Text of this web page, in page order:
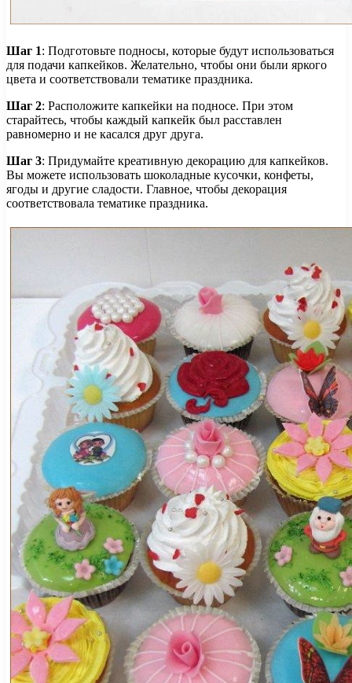
Шаг 1: Подготовьте подносы, которые будут использоваться
для подачи капкейков. Желательно, чтобы они были яркого
цвета и соответствовали тематике праздника.
Шаг 2: Расположите капкейки на подносе. При этом
старайтесь, чтобы каждый капкейк был расставлен
равномерно и не касался друг друга.
Шаг 3: Придумайте креативную декорацию для капкейков.
Вы можете использовать шоколадные кусочки, конфеты,
ягоды и другие сладости. Главное, чтобы декорация
соответствовала тематике праздника.